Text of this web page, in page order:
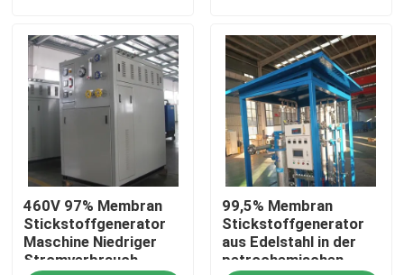
Werksbesichtigung
Qualitätskontrolle
Kontakt mit uns
Neuigkeiten
460V 97% Membran
Stickstoffgenerator
Maschine Niedriger
Stromverbrauch
99,5% Membran
Stickstoffgenerator
aus Edelstahl in der
petrochemischen